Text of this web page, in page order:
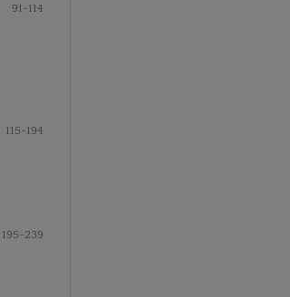
91-114
115-194
195-239